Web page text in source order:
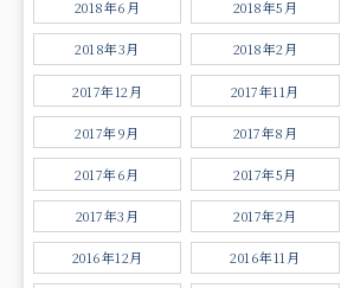
2018年6月 2018年5月
2018年3月 2018年2月
2017年12月 2017年11月
2017年9月 2017年8月
2017年6月 2017年5月
2017年3月 2017年2月
2016年12月 2016年11月